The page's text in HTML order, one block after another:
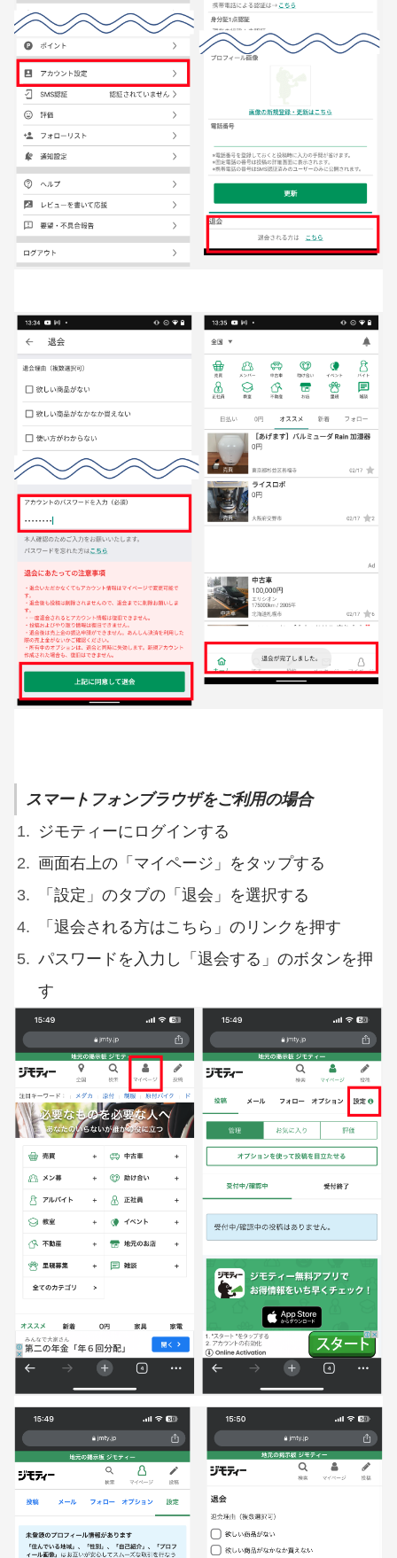
スマートフォンブラウザをご利用の場合
ジモティーにログインする
画面右上の「マイページ」をタップする
「設定」のタブの「退会」を選択する
「退会される方はこちら」のリンクを押す
パスワードを入力し「退会する」のボタンを押
す